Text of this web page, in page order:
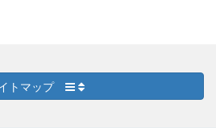
トマップ